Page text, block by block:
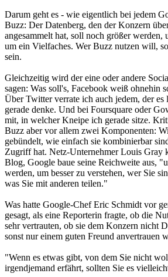
Darum geht es - wie eigentlich bei jedem
Buzz: Der Datenberg, den der Konzern
angesammelt hat, soll noch größer werden,
um ein Vielfaches. Wer Buzz nutzen will,
sein.
Gleichzeitig wird der eine oder andere
sagen: Was soll's, Facebook weiß ohnehin
Über Twitter verrate ich auch jedem, der es
gerade denke. Und bei Foursquare oder
mit, in welcher Kneipe ich gerade sitze.
Buzz aber vor allem zwei Komponenten:
gebündelt, wie einfach sie kombinierbar
Zugriff hat. Netz-Unternehmer Louis Gray
Blog, Google baue seine Reichweite aus,
werden, um besser zu verstehen, wer Sie
was Sie mit anderen teilen."
Was hatte Google-Chef Eric Schmidt vor
gesagt, als eine Reporterin fragte, ob die
sehr vertrauten, ob sie dem Konzern nicht
sonst nur einem guten Freund anvertrauen
"Wenn es etwas gibt, von dem Sie nicht
irgendjemand erfährt, sollten Sie es